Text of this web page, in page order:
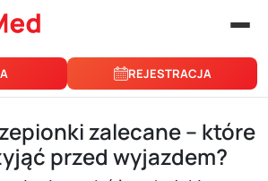
REJESTRACJA
zalecane – które
przed wyjazdem?